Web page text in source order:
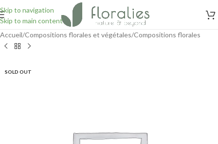
Skip to navigation
Skip to main content
Accueil/Compositions florales et végétales/Compositions florales
SOLD OUT